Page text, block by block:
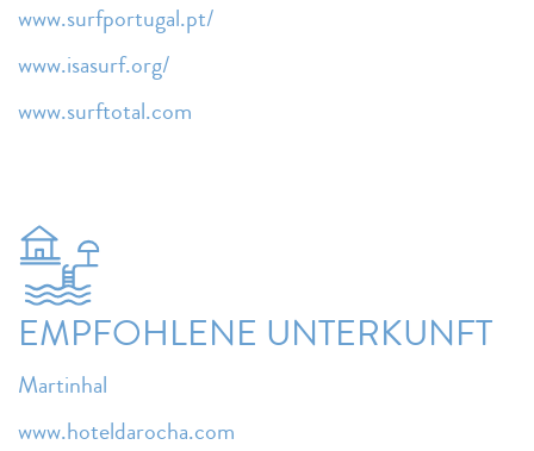
www.surfportugal.pt/
www.isasurf.org/
www.surftotal.com
EMPFOHLENE UNTERKUNFT
Martinhal
www.hoteldarocha.com